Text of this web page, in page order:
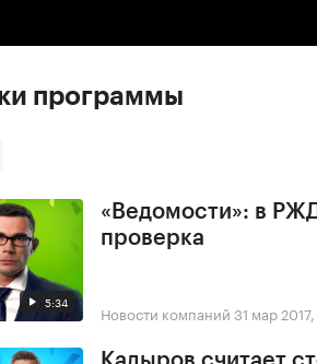
программы
5:34
«Ведомости»: в
проверка
Новости компаний 31 мар 2017,